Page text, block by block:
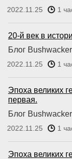
2022.11.25 1
20-й век в
Блог Bushwacker
2022.11.25 1
Эпоха великих
первая.
Блог Bushwacker
2022.11.25 1
Эпоха великих